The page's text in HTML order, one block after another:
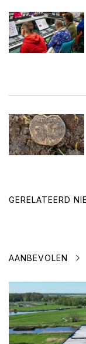
GERELATEERD
AANBEVOLEN